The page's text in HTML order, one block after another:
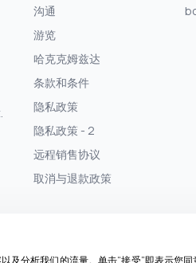
沟通
游览
哈克克姆兹达
条款和条件
隐私政策
隐私政策 - 2
远程销售协议
取消与退款政策
由开发
分析我们的流量。单击“接受”即表示您同